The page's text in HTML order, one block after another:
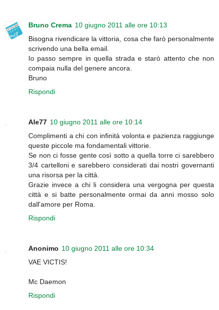
Bruno Crema 10 giugno 2011 alle ore 10:13
Bisogna rivendicare la vittoria, cosa che farò personalmente
scrivendo una bella email.
Io passo sempre in quella strada e starò attento che non
compaia nulla del genere ancora.
Bruno
Rispondi
Ale77 10 giugno 2011 alle ore 10:14
Complimenti a chi con infinità volonta e pazienza raggiunge
queste piccole ma fondamentali vittorie.
Se non ci fosse gente così sotto a quella torre ci sarebbero
3/4 cartelloni e sarebbero considerati dai nostri governanti
una risorsa per la città.
Grazie invece a chi li considera una vergogna per questa
città e si batte personalmente ormai da anni mosso solo
dall'amore per Roma.
Rispondi
Anonimo 10 giugno 2011 alle ore 10:34
VAE VICTIS!
Mc Daemon
Rispondi